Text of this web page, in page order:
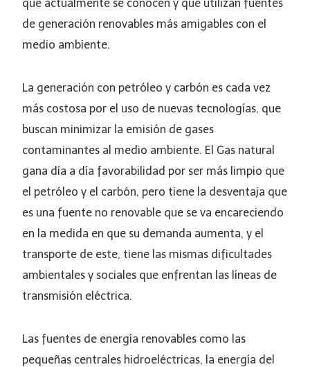
que actualmente se conocen y que utilizan fuentes
de generación renovables más amigables con el
medio ambiente.
La generación con petróleo y carbón es cada vez
más costosa por el uso de nuevas tecnologías, que
buscan minimizar la emisión de gases
contaminantes al medio ambiente. El Gas natural
gana día a día favorabilidad por ser más limpio que
el petróleo y el carbón, pero tiene la desventaja que
es una fuente no renovable que se va encareciendo
en la medida en que su demanda aumenta, y el
transporte de este, tiene las mismas dificultades
ambientales y sociales que enfrentan las líneas de
transmisión eléctrica.
Las fuentes de energía renovables como las
pequeñas centrales hidroeléctricas, la energía del